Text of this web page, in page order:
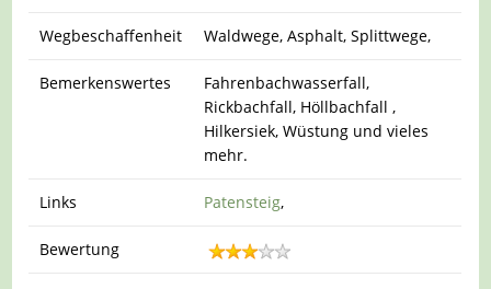
Wegbeschaffenheit Waldwege, Asphalt, Splittwege,
Bemerkenswertes
Fahrenbachwasserfall,
Rickbachfall, Höllbachfall ,
Hilkersiek, Wüstung und vieles
mehr.
Links Patensteig,
Bewertung